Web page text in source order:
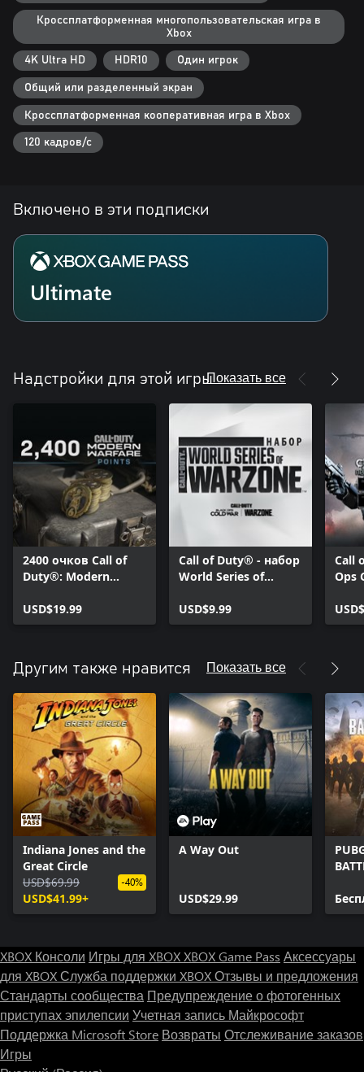
Кроссплатформенная многопользовательская игра в
Xbox
4K Ultra HD HDR10 Один игрок
Общий или разделенный экран
Кроссплатформенная кооперативная игра в Xbox
120 кадров/с
Включено в эти подписки
Ultimate
Надстройки для этой игрыПоказать все
2400 очков Call of
Duty®: Modern
USD$19.99
Call of Duty® - набор
World Series of
USD$9.99
Call
Ops
Другим также нравится Показать все
Indiana Jones and the
Great Circle
USD$69.99
USD$41.99+
-40%
A Way Out
USD$29.99
XBOX Консоли Игры для XBOXXBOX Game Pass Аксессуары
для XBOXСлужба поддержки XBOXОтзывы и предложения
Стандарты сообщества Предупреждение о фотогенных
приступах эпилепсии Учетная запись Майкрософт
Поддержка Microsoft Store Возвраты Отслеживание заказов
Игры